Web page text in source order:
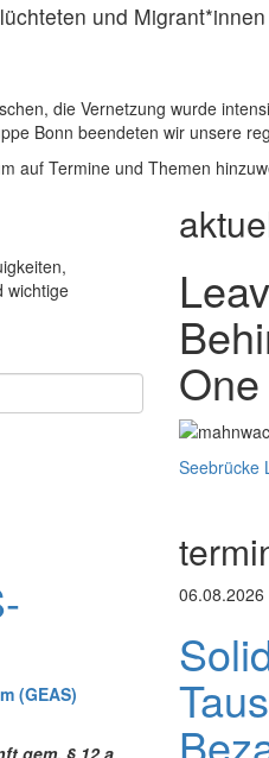
und
die Vernetzung wurde
Bonn beendeten wir unsere
auf Termine und Themen
wichtige
Seebrücke
(GEAS)
gem. § 12 a
06.08.2026